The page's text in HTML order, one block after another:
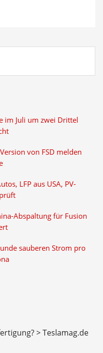
im Juli um zwei Drittel
von FSD melden
LFP aus USA, PV-
Abspaltung für Fusion
sauberen Strom pro
> Teslamag.de